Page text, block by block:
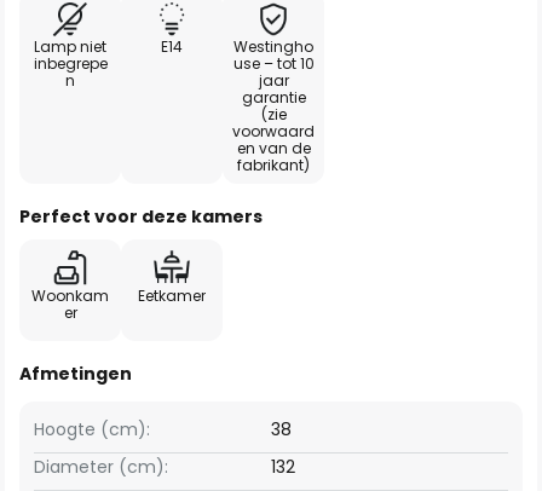
Lamp niet
inbegrepe
n
E14
Westingho
use – tot 10
jaar
garantie
(zie
voorwaard
en van de
fabrikant)
Perfect voor deze kamers
Woonkam
er
Eetkamer
Afmetingen
Hoogte (cm):
38
Diameter (cm):
132